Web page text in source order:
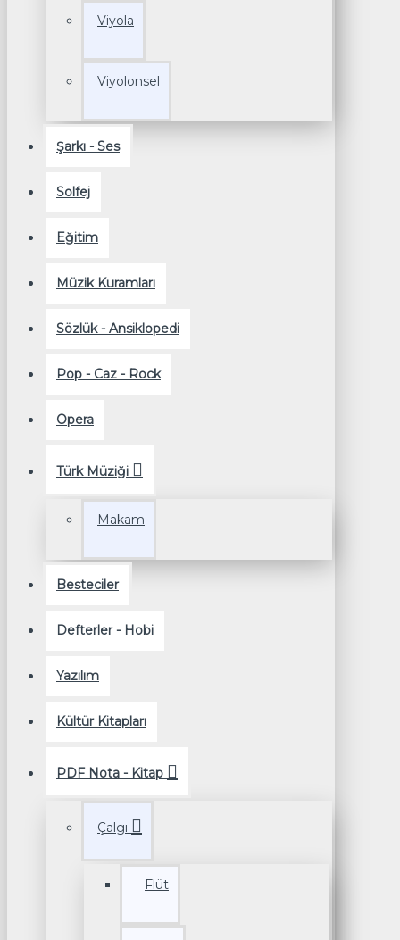
Viyola
Viyolonsel
Şarkı - Ses
Solfej
Eğitim
Müzik Kuramları
Sözlük - Ansiklopedi
Pop - Caz - Rock
Opera
Türk Müziği
Makam
Besteciler
Defterler - Hobi
Yazılım
Kültür Kitapları
PDF Nota - Kitap
Çalgı
Flüt